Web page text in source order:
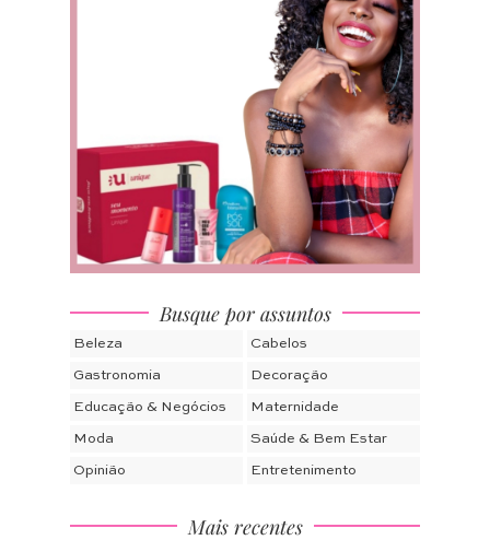
Busque por assuntos
Beleza Cabelos
Gastronomia Decoração
Educação & Negócios Maternidade
Moda Saúde & Bem Estar
Opinião Entretenimento
Mais recentes